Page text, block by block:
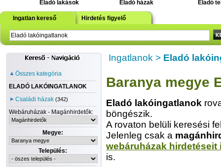
Eladó lakások Eladó házak Eladó
Ingatlan kereső Hirdetés figyelő
Összes kategória
ELADÓ LAKÓINGATLANOK
Családi házak (342)
Webáruházak - Magánhirdetők:
Megye:
Település:
Ingatlanok > Eladó
Baranya megye
Eladó lakóingatlanok
böngészik.
A rovaton belüli keresési
Jelenleg csak a
webáruházak hirdetéseit
is.